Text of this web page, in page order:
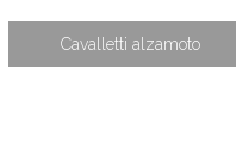
Cavalletti alzamoto